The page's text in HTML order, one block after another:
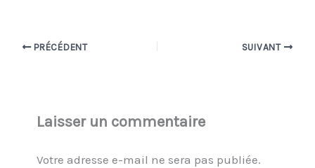
PRÉCÉDENT SUIVANT
Laisser un commentaire
Votre adresse e-mail ne sera pas publiée.